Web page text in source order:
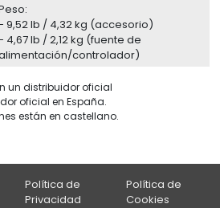
9,52 lb / 4,32 kg (accesorio)
4,67 lb / 2,12 kg (fuente de
controlador)
un distribuidor oficial
oficial en España.
están en castellano.
Política de
Privacidad
Política de
Cookies